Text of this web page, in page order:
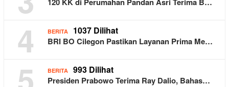
4 BERITA 1037 Dilihat
BRI BO Cilegon Pastikan Layanan Prima Me…
BERITA 993 Dilihat
Presiden Prabowo Terima Ray Dalio, Bahas…